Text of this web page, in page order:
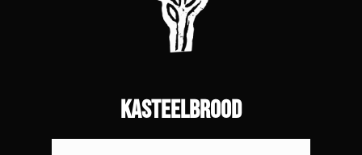
kasteelbrood